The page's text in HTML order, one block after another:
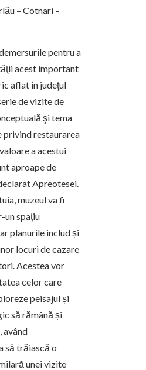
– Cotnari –
pentru a
acest important
aflat în judeţul
de vizite de
şi tema
privind restaurarea
a acestui
aproape de
Apreotesei.
muzeul va fi
un spațiu
planurile includ și
locuri de cazare
Acestea vor
celor care
peisajul și
să rămână și
având
să trăiască o
unei vizite